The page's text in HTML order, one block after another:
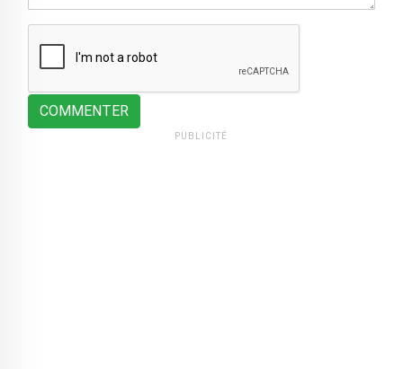
COMMENTER
PUBLICITÉ